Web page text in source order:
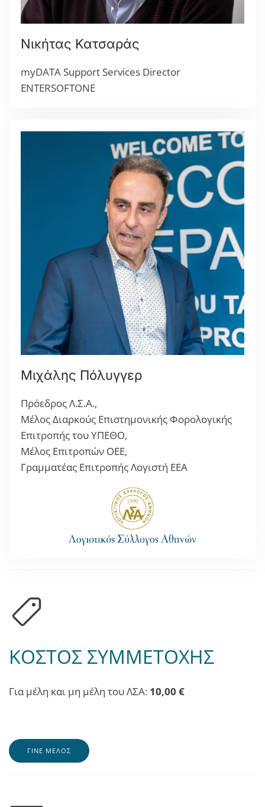
Νικήτας Κατσαράς
myDATA Support Services Director
ENTERSOFTONE
Μιχάλης Πόλυγγερ
Πρόεδρος Λ.Σ.Α.,
Μέλος Διαρκούς Επιστημονικής Φορολογικής
Επιτροπής του ΥΠΕΘΟ,
Μέλος Επιτροπών ΟΕΕ,
Γραμματέας Επιτροπής Λογιστή ΕΕΑ
ΚΟΣΤΟΣ ΣΥΜΜΕΤΟΧΗΣ
Για μέλη και μη μέλη του ΛΣΑ: 10,00 €
ΓΙΝΕ ΜΕΛΟΣ